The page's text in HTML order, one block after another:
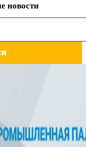
новости